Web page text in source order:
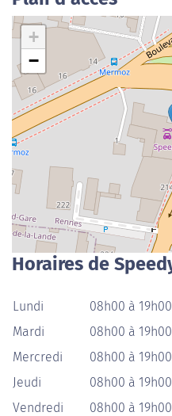
+
−
Horaires de
Lundi
08h00 à 19h00
Mardi
08h00 à 19h00
Mercredi
08h00 à 19h00
Jeudi
08h00 à 19h00
Vendredi
08h00 à 19h00